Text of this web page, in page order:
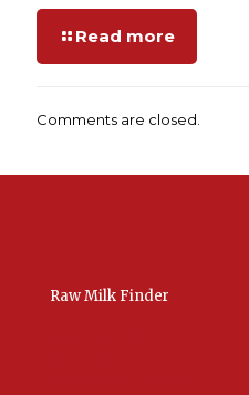
Read more
Comments are closed.
Raw Milk Finder